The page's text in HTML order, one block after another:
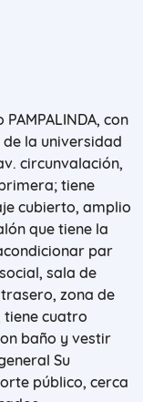
con
la universidad
circunvalación,
tiene
cubierto, amplio
que tiene la
par
sala de
zona de
tiene cuatro
baño y vestir
Su
público, cerca